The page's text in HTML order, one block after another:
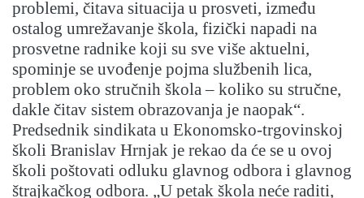
problemi, čitava situacija u prosveti, između
ostalog umrežavanje škola, fizički napadi na
prosvetne radnike koji su sve više aktuelni,
spominje se uvođenje pojma službenih lica,
problem oko stručnih škola – koliko su stručne,
dakle čitav sistem obrazovanja je naopak“.
Predsednik sindikata u Ekonomsko-trgovinskoj
školi Branislav Hrnjak je rekao da će se u ovoj
školi poštovati odluku glavnog odbora i glavnog
štrajkačkog odbora. „U petak škola neće raditi,